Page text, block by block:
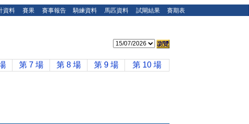
資料 賽果 賽事報告 騎練資料 馬匹資料 試閘結果 賽期表
第 7 場 第 8 場 第 9 場 第 10 場